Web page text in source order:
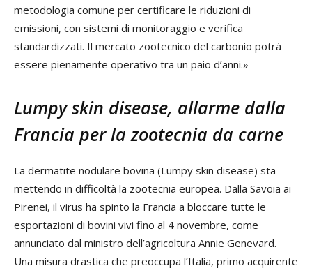
metodologia comune per certificare le riduzioni di
emissioni, con sistemi di monitoraggio e verifica
standardizzati. Il mercato zootecnico del carbonio potrà
essere pienamente operativo tra un paio d’anni.»
Lumpy skin disease, allarme dalla
Francia per la zootecnia da carne
La dermatite nodulare bovina (Lumpy skin disease) sta
mettendo in difficoltà la zootecnia europea. Dalla Savoia ai
Pirenei, il virus ha spinto la Francia a bloccare tutte le
esportazioni di bovini vivi fino al 4 novembre, come
annunciato dal ministro dell’agricoltura Annie Genevard.
Una misura drastica che preoccupa l’Italia, primo acquirente